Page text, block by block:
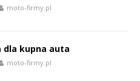
moto-firmy.pl
kupna auta
moto-firmy.pl